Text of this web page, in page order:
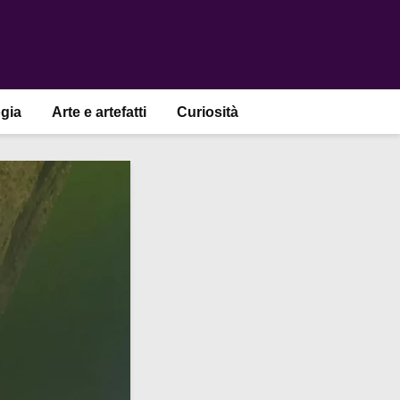
Arte e artefatti Curiosità